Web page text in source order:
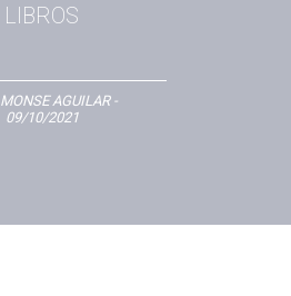
LIBROS
MONSE AGUILAR-
09/10/2021